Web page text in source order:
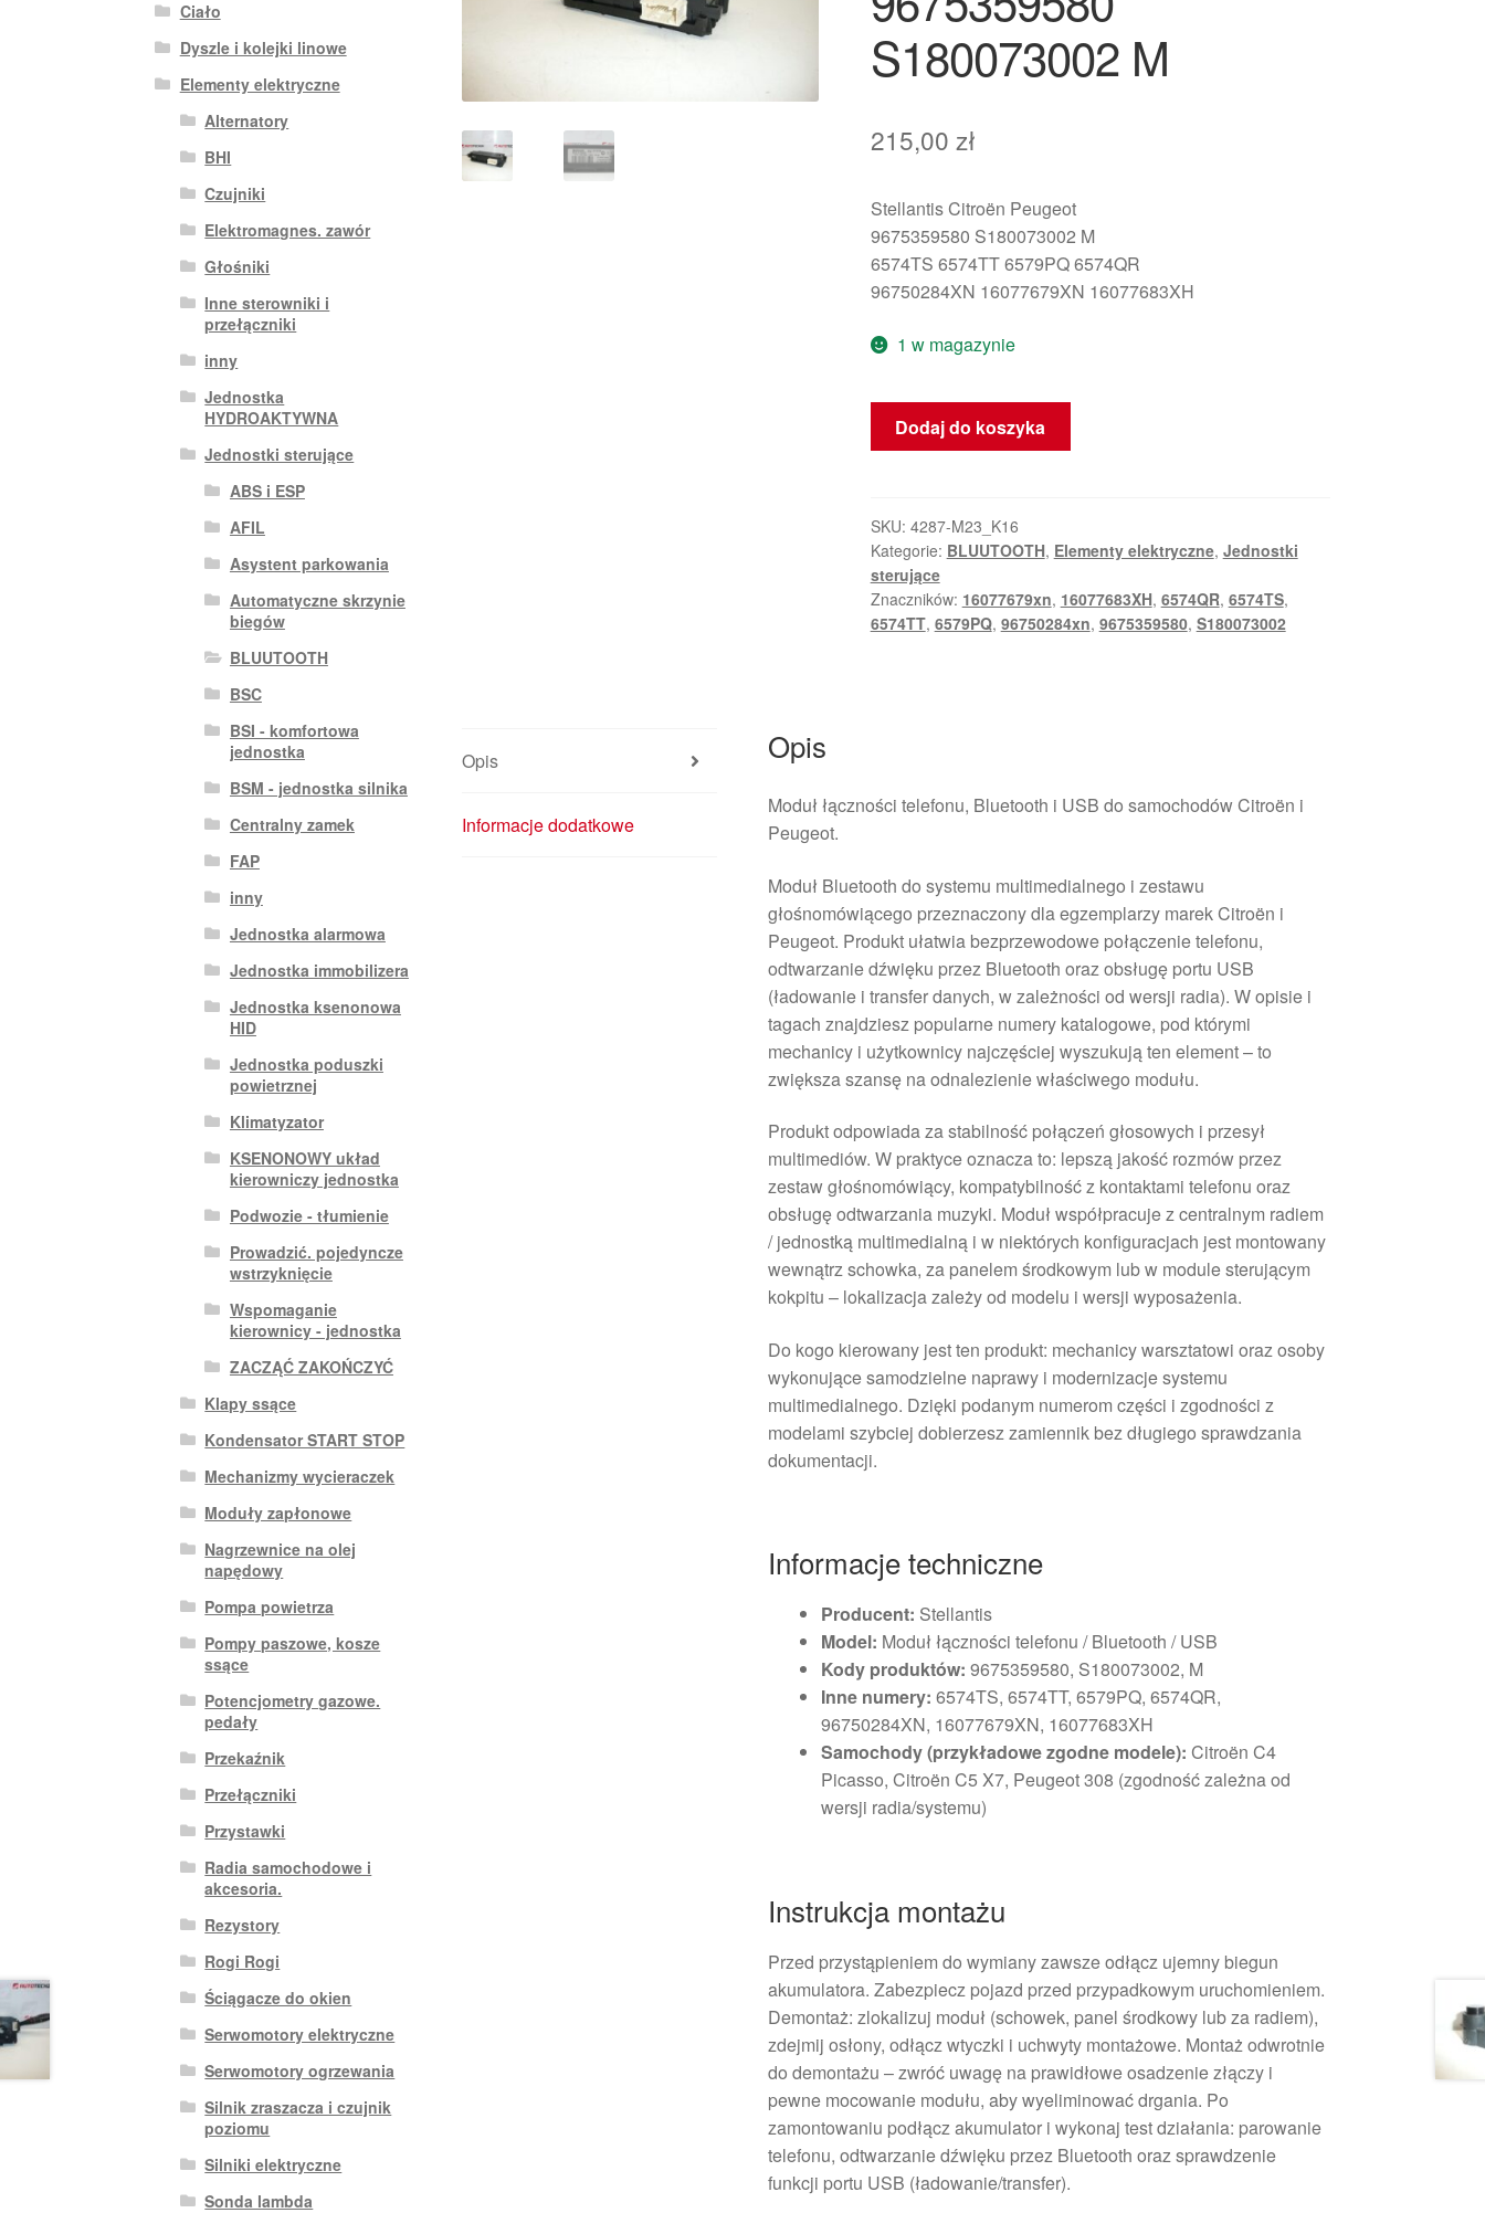
S180073002 M
215,00 zł
Stellantis Citroën Peugeot
9675359580 S180073002 M
6574TS 6574TT 6579PQ 6574QR
96750284XN 16077679XN 16077683XH
1 w magazynie
ilość
Moduł
Peugeot
9675359580
S180073002
M
Dodaj do koszyka
SKU: 4287-M23_K16
Kategorie: BLUUTOOTH, Elementy elektryczne, Jednostki
sterujące
Znaczników: 16077679xn, 16077683XH, 6574QR, 6574TS,
6574TT, 6579PQ, 96750284xn, 9675359580, S180073002
Opis
Informacje dodatkowe
Opis
Moduł łączności telefonu, Bluetooth i USB do samochodów Citroën i
Peugeot.
Moduł Bluetooth do systemu multimedialnego i zestawu
głośnomówiącego przeznaczony dla egzemplarzy marek Citroën i
Peugeot. Produkt ułatwia bezprzewodowe połączenie telefonu,
odtwarzanie dźwięku przez Bluetooth oraz obsługę portu USB
(ładowanie i transfer danych, w zależności od wersji radia). W opisie i
tagach znajdziesz popularne numery katalogowe, pod którymi
mechanicy i użytkownicy najczęściej wyszukują ten element – to
zwiększa szansę na odnalezienie właściwego modułu.
Produkt odpowiada za stabilność połączeń głosowych i przesył
multimediów. W praktyce oznacza to: lepszą jakość rozmów przez
zestaw głośnomówiący, kompatybilność z kontaktami telefonu oraz
obsługę odtwarzania muzyki. Moduł współpracuje z centralnym radiem
/ jednostką multimedialną i w niektórych konfiguracjach jest montowany
wewnątrz schowka, za panelem środkowym lub w module sterującym
kokpitu – lokalizacja zależy od modelu i wersji wyposażenia.
Do kogo kierowany jest ten produkt: mechanicy warsztatowi oraz osoby
wykonujące samodzielne naprawy i modernizacje systemu
multimedialnego. Dzięki podanym numerom części i zgodności z
modelami szybciej dobierzesz zamiennik bez długiego sprawdzania
dokumentacji.
Informacje techniczne
Producent: Stellantis
Model: Moduł łączności telefonu / Bluetooth / USB
Kody produktów: 9675359580, S180073002, M
Inne numery: 6574TS, 6574TT, 6579PQ, 6574QR,
96750284XN, 16077679XN, 16077683XH
Samochody (przykładowe zgodne modele): Citroën C4
Picasso, Citroën C5 X7, Peugeot 308 (zgodność zależna od
wersji radia/systemu)
Instrukcja montażu
Przed przystąpieniem do wymiany zawsze odłącz ujemny biegun
akumulatora. Zabezpiecz pojazd przed przypadkowym uruchomieniem.
Demontaż: zlokalizuj moduł (schowek, panel środkowy lub za radiem),
zdejmij osłony, odłącz wtyczki i uchwyty montażowe. Montaż odwrotnie
do demontażu – zwróć uwagę na prawidłowe osadzenie złączy i
pewne mocowanie modułu, aby wyeliminować drgania. Po
zamontowaniu podłącz akumulator i wykonaj test działania: parowanie
telefonu, odtwarzanie dźwięku przez Bluetooth oraz sprawdzenie
funkcji portu USB (ładowanie/transfer).
Ciało
Dyszle i kolejki linowe
Elementy elektryczne
Alternatory
BHI
Czujniki
Elektromagnes. zawór
Głośniki
Inne sterowniki i
przełączniki
inny
Jednostka
HYDROAKTYWNA
Jednostki sterujące
ABS i ESP
AFIL
Asystent parkowania
Automatyczne skrzynie
biegów
BLUUTOOTH
BSC
BSI - komfortowa
jednostka
BSM - jednostka silnika
Centralny zamek
FAP
inny
Jednostka alarmowa
Jednostka immobilizera
Jednostka ksenonowa
HID
Jednostka poduszki
powietrznej
Klimatyzator
KSENONOWY układ
kierowniczy jednostka
Podwozie - tłumienie
Prowadzić. pojedyncze
wstrzyknięcie
Wspomaganie
kierownicy - jednostka
ZACZĄĆ ZAKOŃCZYĆ
Klapy ssące
Kondensator START STOP
Mechanizmy wycieraczek
Moduły zapłonowe
Nagrzewnice na olej
napędowy
Pompa powietrza
Pompy paszowe, kosze
ssące
Potencjometry gazowe.
pedały
Przekaźnik
Przełączniki
Przystawki
Radia samochodowe i
akcesoria.
Rezystory
Rogi Rogi
Ściągacze do okien
Serwomotory elektryczne
Serwomotory ogrzewania
Silnik zraszacza i czujnik
poziomu
Silniki elektryczne
Sonda lambda